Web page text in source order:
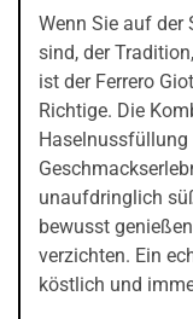
Wenn Sie auf der
sind, der
ist der Ferrero
Richtige. Die
unaufdringlich
bewusst
verzichten. Ein
köstlich und